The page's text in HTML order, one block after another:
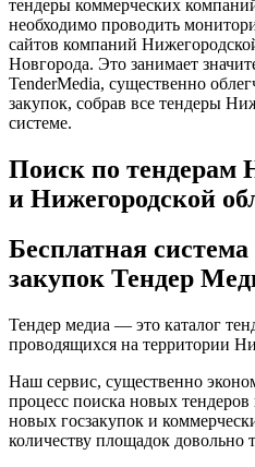
тендеры коммерческих
необходимо проводить
сайтов компаний
Новгорода. Это занимает
TenderMedia, существенно
закупок, собрав все тендеры
системе.
Поиск по тендерам
и Нижегородской
Бесплатная
закупок Тендер
Тендер медиа — это каталог
проводящихся на территории
Наш сервис, существенно
процесс поиска новых
новых госзакупок и
количеству площадок довольно